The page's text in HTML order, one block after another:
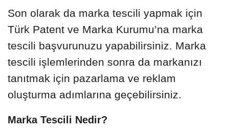
Son olarak da marka tescili yapmak için
Türk Patent ve Marka Kurumu’na marka
tescili başvurunuzu yapabilirsiniz. Marka
tescili işlemlerinden sonra da markanızı
tanıtmak için pazarlama ve reklam
oluşturma adımlarına geçebilirsiniz.
Marka Tescili Nedir?